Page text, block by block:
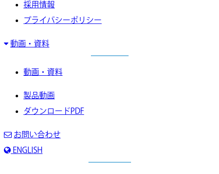
採用情報
プライバシーポリシー
動画・資料
動画・資料
製品動画
ダウンロードPDF
お問い合わせ
ENGLISH